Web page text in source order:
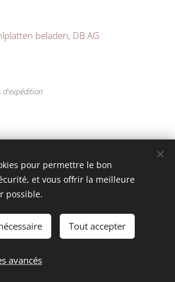
beladen, DB AG
d'expédition
Ajouter au panier
model rails
Langues
Nederlands
pour permettre le bon
et vous offrir la meilleure
possible.
Tout accepter
avancés